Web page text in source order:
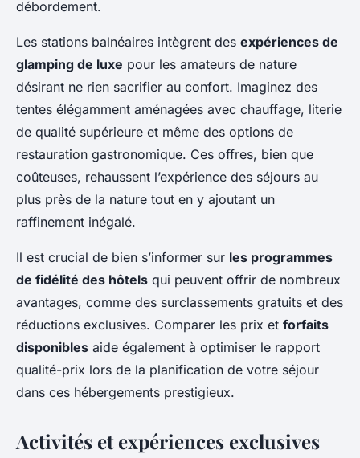
débordement.
Les stations balnéaires intègrent des expériences de
glamping de luxe pour les amateurs de nature
désirant ne rien sacrifier au confort. Imaginez des
tentes élégamment aménagées avec chauffage, literie
de qualité supérieure et même des options de
restauration gastronomique. Ces offres, bien que
coûteuses, rehaussent l’expérience des séjours au
plus près de la nature tout en y ajoutant un
raffinement inégalé.
Il est crucial de bien s’informer sur les programmes
de fidélité des hôtels qui peuvent offrir de nombreux
avantages, comme des surclassements gratuits et des
réductions exclusives. Comparer les prix et forfaits
disponibles aide également à optimiser le rapport
qualité-prix lors de la planification de votre séjour
dans ces hébergements prestigieux.
Activités et expériences exclusives